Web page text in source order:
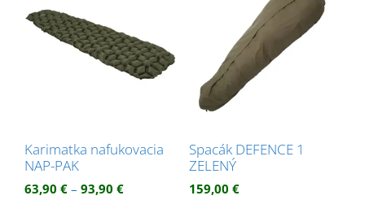
Karimatka nafukovacia
NAP-PAK
63,90 € – 93,90 €Price
Spacák DEFENCE 1
ZELENÝ
159,00 €